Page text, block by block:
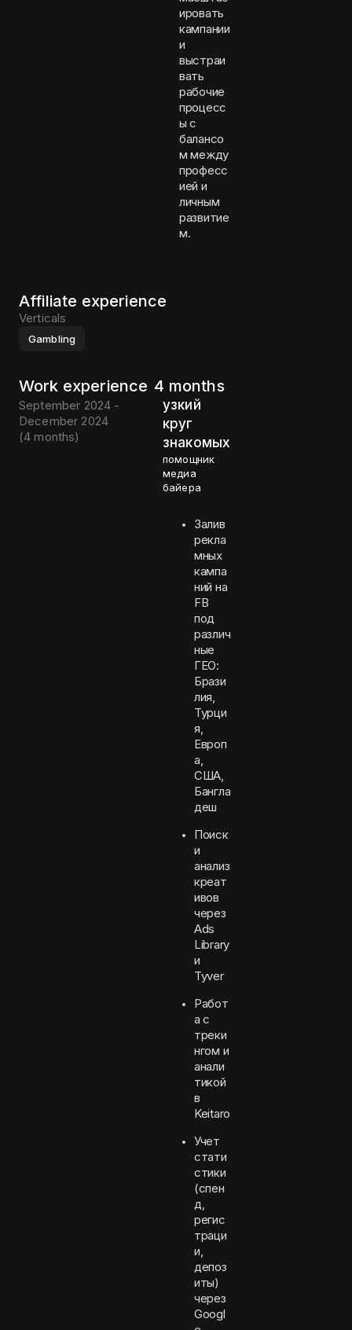
ировать
кампании
и
выстраи
вать
рабочие
процесс
ы с
балансо
м между
професс
ией и
личным
развитие
м.
Affiliate experience
Verticals
Gambling
Work experience 4 months
September 2024 -
December 2024
(4 months)
узкий
круг
знакомых
помощник
медиа
байера
Залив
рекла
мных
кампа
ний на
FB
под
различ
ные
ГЕО:
Брази
лия,
Турци
я,
Европ
а,
США,
Бангла
деш
Поиск
и
анализ
креат
ивов
через
Ads
Library
и
Tyver
Работ
а с
треки
нгом и
анали
тикой
в
Keitaro
Учет
стати
стики
(спен
д,
регис
траци
и,
депоз
иты)
через
Googl